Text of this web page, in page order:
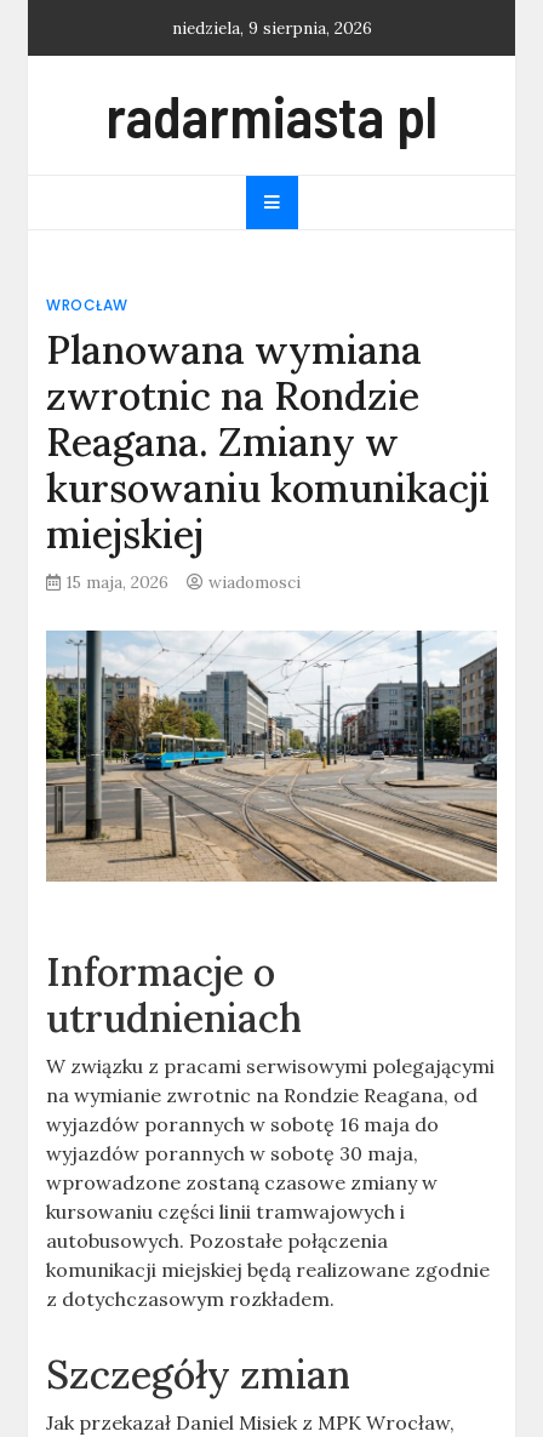
niedziela, 9 sierpnia, 2026
radarmiasta pl
WROCŁAW
Planowana wymiana
zwrotnic na Rondzie
Reagana. Zmiany w
kursowaniu komunikacji
miejskiej
15 maja, 2026 wiadomosci
Informacje o
utrudnieniach
W związku z pracami serwisowymi polegającymi
na wymianie zwrotnic na Rondzie Reagana, od
wyjazdów porannych w sobotę 16 maja do
wyjazdów porannych w sobotę 30 maja,
wprowadzone zostaną czasowe zmiany w
kursowaniu części linii tramwajowych i
autobusowych. Pozostałe połączenia
komunikacji miejskiej będą realizowane zgodnie
z dotychczasowym rozkładem.
Szczegóły zmian
Jak przekazał Daniel Misiek z MPK Wrocław,